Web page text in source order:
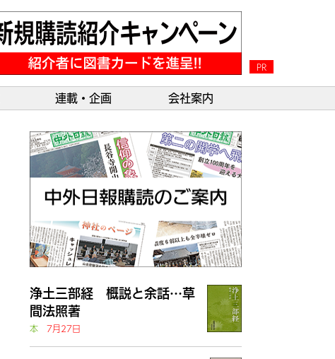
PR
連載・企画 会社案内
浄土三部経 概説と余話…草
間法照著
本
7月27日